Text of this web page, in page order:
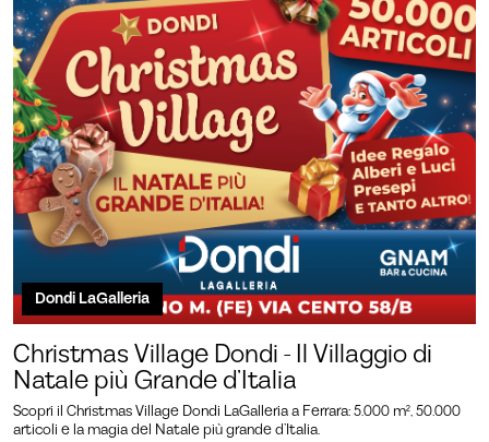
Dondi LaGalleria
Christmas Village Dondi - Il Villaggio di
Natale più Grande d’Italia
Scopri il Christmas Village Dondi LaGalleria a Ferrara: 5.000 m², 50.000
articoli e la magia del Natale più grande d’Italia.